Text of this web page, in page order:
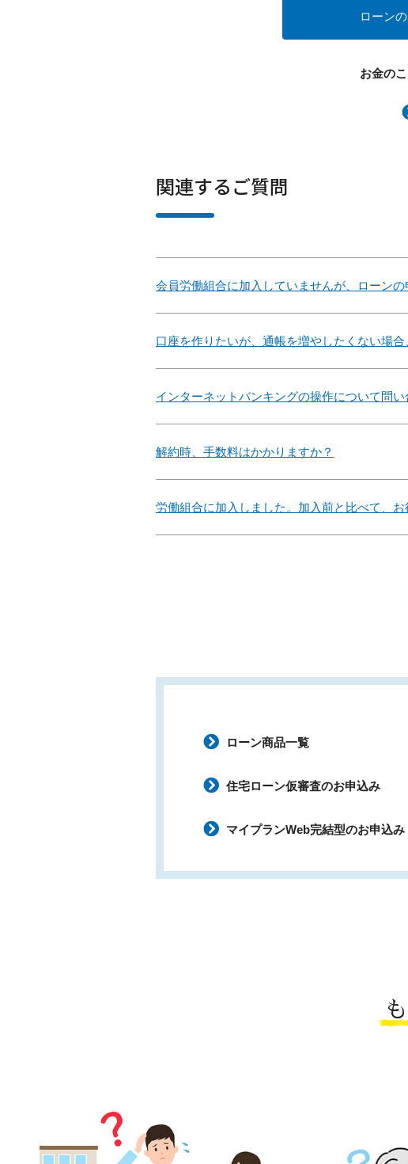
ローン
お金の
関連するご質問
会員労働組合に加入していませんが、ローンの
口座を作りたいが、通帳を増やしたくない場
インターネットバンキングの操作について問
解約時、手数料はかかりますか？
労働組合に加入しました。加入前と比べて、
ローン商品一覧
住宅ローン仮審査のお申込み
マイプランWeb完結型のお申込み